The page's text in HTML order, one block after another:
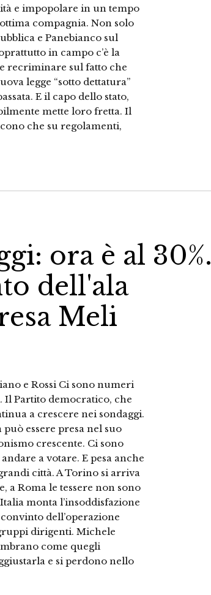
e impopolare in un tempo
compagnia. Non solo
e Panebianco sul
in campo c’è la
recriminare sul fatto che
legge “sotto dettatura”
E il capo dello stato,
mette loro fretta. Il
che su regolamenti,
ora è al 30%.
dell'ala
Meli
e Rossi Ci sono numeri
Il Partito democratico, che
a crescere nei sondaggi.
essere presa nel suo
crescente. Ci sono
a votare. E pesa anche
città. A Torino si arriva
a Roma le tessere non sono
monta l’insoddisfazione
dell’operazione
dirigenti. Michele
come quegli
e si perdono nello